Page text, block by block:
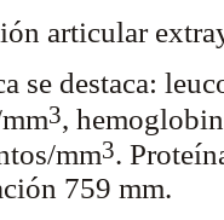
articular
se destaca:
3,
mm3.
759 mm.